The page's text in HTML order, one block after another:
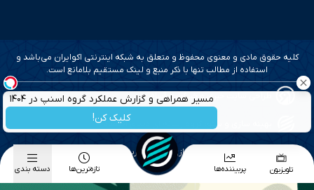
مسیر همراهی و گزارش عملکرد گروه اسنپ در ۱۴۰۴
کلیک کن!
کلیه حقوق مادی و معنوی محفوظ و متعلق به شبکه اینترنتی اکوایران می‌باشد و
استفاده از مطالب تنها با ذکر منبع و لینک مستقیم بلامانع است.
طراحی سایت خبری و خبرگزاری آسام
بهینه سازی و سئو؛ گروه رسانه ای دنیای اقتصاد
طراحی گرافیک و پیاده سازی؛ برآیند تجربه
تلویزیون پربیننده‌ها تازه‌ترین‌ها دسته بندی